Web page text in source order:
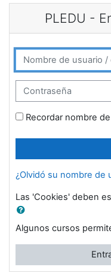
Salta al contenido principal
PLEDU -
Nombre de usuario /
Contraseña
Recordar nombre
¿Olvidó su nombre de
Las 'Cookies' deben
Algunos cursos